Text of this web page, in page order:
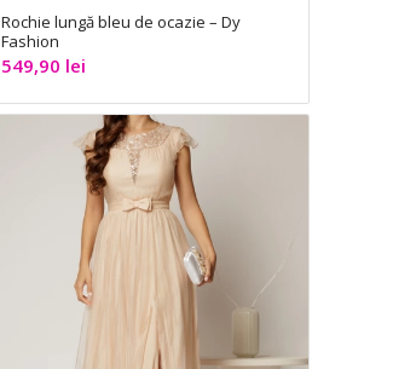
Rochie lungă bleu de ocazie – Dy
Fashion
549,90 lei